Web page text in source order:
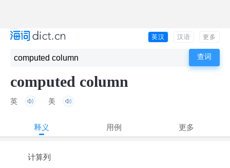
英汉 汉语 更多
computed column
英 美
释义 用例 更多
计算列